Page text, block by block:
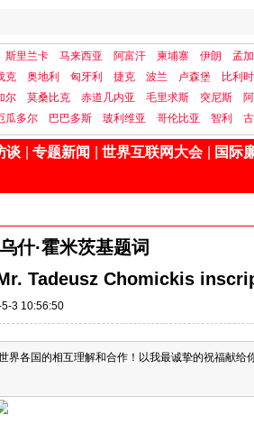
斯里兰卡 马来西亚 阿富汗 柬埔寨 伊朗 孟
克 奥地利 匈牙利 捷克 波兰 卢森堡 比利时
尔 莫桑比克 赤道几内亚 毛里求斯 突尼斯
瓜多尔 巴巴多斯 玻利维亚 哥伦比亚 智利
谈 专题新闻 世界互联网大会 国际
什·霍米茨基题词
Tadeusz Chomickis
3 10:56:50
各国的相互理解和合作！以我最诚挚的祝福献给